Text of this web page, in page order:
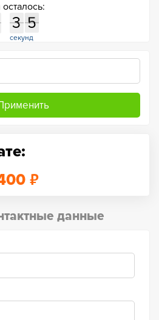
3
3 5
4
4
5
секунд
₽
данные